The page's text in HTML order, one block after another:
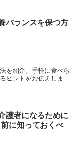
バランスを保つ方
を紹介。手軽に食べら
ヒントをお伝えしま
護者になるために
に知っておくべ